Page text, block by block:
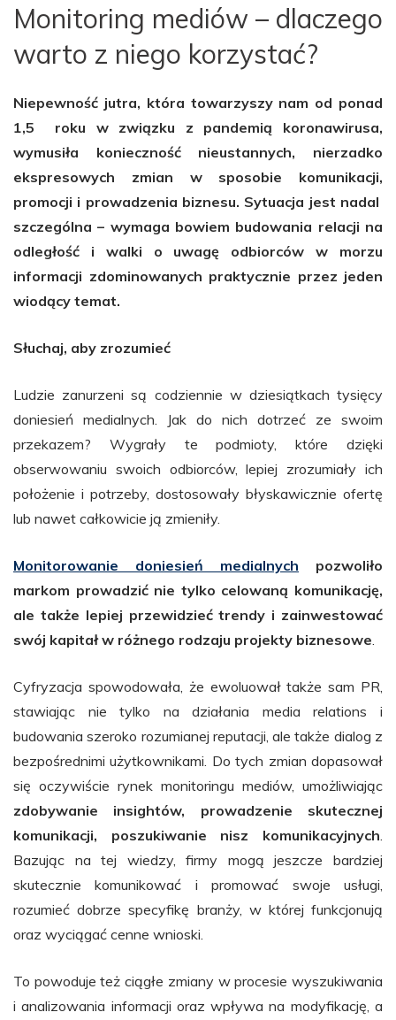
Monitoring mediów – dlaczego
warto z niego korzystać?
Niepewność jutra, która towarzyszy nam od ponad
1,5 roku w związku z pandemią koronawirusa,
wymusiła konieczność nieustannych, nierzadko
ekspresowych zmian w sposobie komunikacji,
promocji i prowadzenia biznesu. Sytuacja jest nadal
szczególna – wymaga bowiem budowania relacji na
odległość i walki o uwagę odbiorców w morzu
informacji zdominowanych praktycznie przez jeden
wiodący temat.
Słuchaj, aby zrozumieć
Ludzie zanurzeni są codziennie w dziesiątkach tysięcy
doniesień medialnych. Jak do nich dotrzeć ze swoim
przekazem? Wygrały te podmioty, które dzięki
obserwowaniu swoich odbiorców, lepiej zrozumiały ich
położenie i potrzeby, dostosowały błyskawicznie ofertę
lub nawet całkowicie ją zmieniły.
Monitorowanie doniesień medialnych pozwoliło
markom prowadzić nie tylko celowaną komunikację,
ale także lepiej przewidzieć trendy i zainwestować
swój kapitał w różnego rodzaju projekty biznesowe
Cyfryzacja spowodowała, że ewoluował także sam PR,
stawiając nie tylko na działania media relations i
budowania szeroko rozumianej reputacji, ale także dialog z
bezpośrednimi użytkownikami. Do tych zmian dopasował
się oczywiście rynek monitoringu mediów, umożliwiając
zdobywanie insightów, prowadzenie skutecznej
komunikacji, poszukiwanie nisz komunikacyjnych
Bazując na tej wiedzy, firmy mogą jeszcze bardziej
skutecznie komunikować i promować swoje usługi,
rozumieć dobrze specyfikę branży, w której funkcjonują
oraz wyciągać cenne wnioski.
To powoduje też ciągłe zmiany w procesie wyszukiwania
i analizowania informacji oraz wpływa na modyfikację, a